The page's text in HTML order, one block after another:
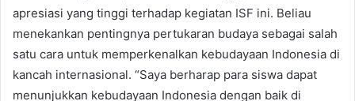
apresiasi yang tinggi terhadap kegiatan ISF ini. Beliau
menekankan pentingnya pertukaran budaya sebagai salah
satu cara untuk memperkenalkan kebudayaan Indonesia di
kancah internasional. “Saya berharap para siswa dapat
menunjukkan kebudayaan Indonesia dengan baik di